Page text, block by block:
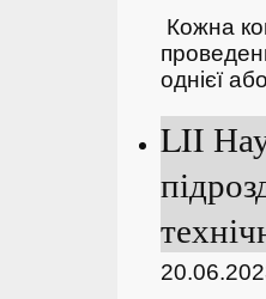
Кожна
однієї
LII